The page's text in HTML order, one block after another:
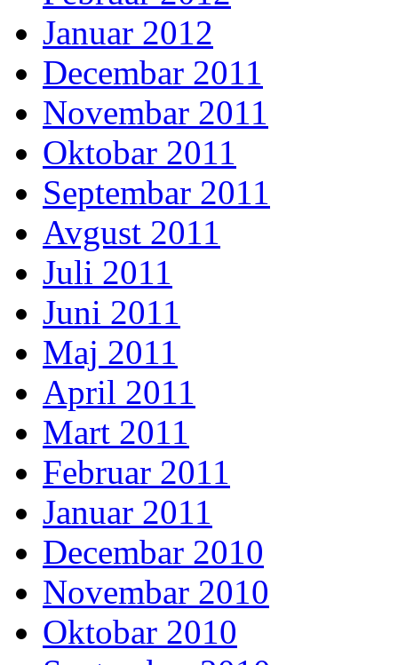
Januar 2012
Decembar 2011
Novembar 2011
Oktobar 2011
Septembar 2011
Avgust 2011
Juli 2011
Juni 2011
Maj 2011
April 2011
Mart 2011
Februar 2011
Januar 2011
Decembar 2010
Novembar 2010
Oktobar 2010